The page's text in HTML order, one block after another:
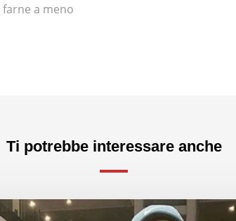
a meno
Ti potrebbe interessare anche